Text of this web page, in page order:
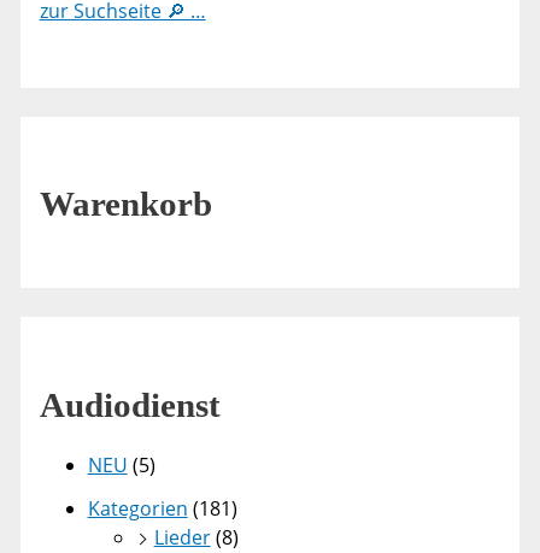
zur Suchseite 🔎 …
Warenkorb
Audiodienst
NEU (5)
Kategorien (181)
Lieder(8)